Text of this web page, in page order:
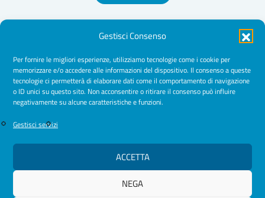
Gestisci Consenso
Per fornire le migliori esperienze, utilizziamo tecnologie come i cookie per
memorizzare e/o accedere alle informazioni del dispositivo. Il consenso a queste
tecnologie ci permetterà di elaborare dati come il comportamento di navigazione
o ID unici su questo sito. Non acconsentire o ritirare il consenso può influire
negativamente su alcune caratteristiche e funzioni.
Gestisci servizi
ACCETTA
NEGA
© 2026 Ordine Psicologhe e Psicologi Puglia
Amministrazione Trasparente
Normative
Cookie Policy
Privacy Policy